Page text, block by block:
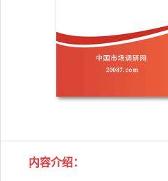
内容介绍：